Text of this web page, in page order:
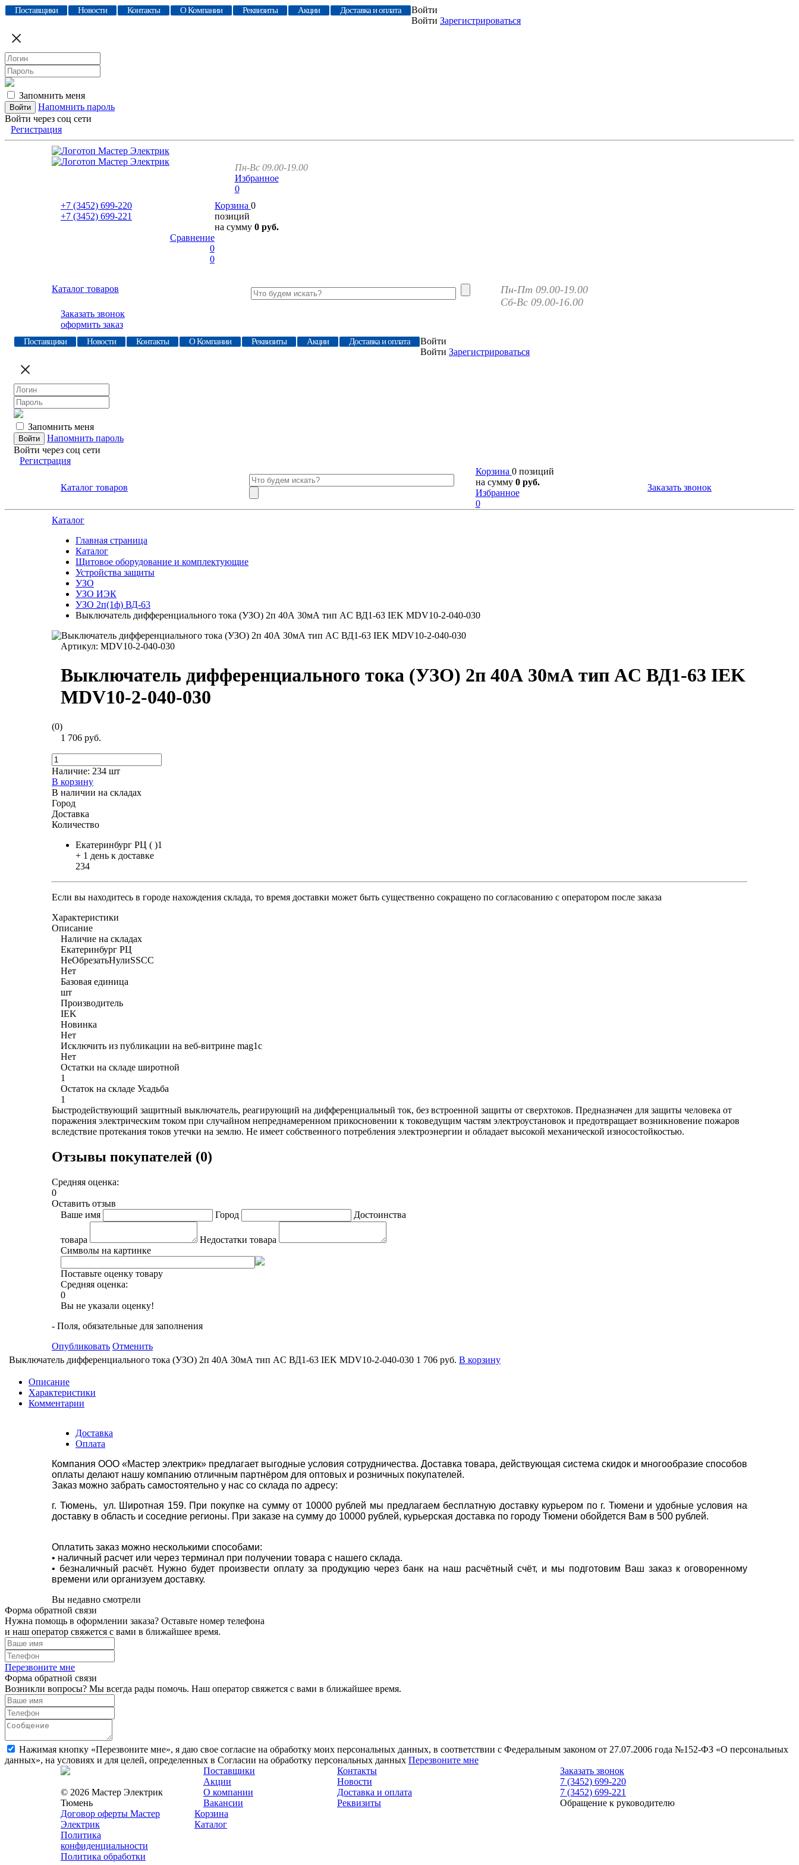
Поставщики Новости Контакты О Компании Реквизиты Акции Доставка и оплата
Войти
Войти Зарегистрироваться
Запомнить меня
Напомнить пароль
Войти через соц сети
Регистрация
Пн-Вс 09.00-19.00
Избранное
0
+7 (3452) 699-220
+7 (3452) 699-221
Корзина 0
позиций
на сумму 0 руб.
Сравнение
0
0
Каталог товаров
Пн-Пт 09.00-19.00
Сб-Вс 09.00-16.00
Заказать звонок
оформить заказ
Поставщики Новости Контакты О Компании Реквизиты Акции Доставка и оплата
Войти
Войти Зарегистрироваться
Запомнить меня
Напомнить пароль
Войти через соц сети
Регистрация
Каталог товаров
Корзина 0 позиций
на сумму 0 руб.
Избранное
0
Заказать звонок
Каталог
Главная страница
Каталог
Щитовое оборудование и комплектующие
Устройства защиты
УЗО
УЗО ИЭК
УЗО 2п(1ф) ВД-63
Выключатель дифференциального тока (УЗО) 2п 40А 30мА тип AC ВД1-63 IEK MDV10-2-040-030
Артикул: MDV10-2-040-030
Выключатель дифференциального тока (УЗО) 2п 40А 30мА тип AC ВД1-63 IEK
MDV10-2-040-030
(0)
1 706 руб.
Наличие: 234 шт
В корзину
В наличии на складах
Город
Доставка
Количество
Екатеринбург РЦ ( )1
+ 1 день к доставке
234
Если вы находитесь в городе нахождения склада, то время доставки может быть существенно сокращено по согласованию с оператором после заказа
Характеристики
Описание
Наличие на складах
Екатеринбург РЦ
НеОбрезатьНулиSSCC
Нет
Базовая единица
шт
Производитель
IEK
Новинка
Нет
Исключить из публикации на веб-витрине mag1c
Нет
Остатки на складе широтной
1
Остаток на складе Усадьба
1
Быстродействующий защитный выключатель, реагирующий на дифференциальный ток, без встроенной защиты от сверхтоков. Предназначен для защиты человека от
поражения электрическим током при случайном непреднамеренном прикосновении к токоведущим частям электроустановок и предотвращает возникновение пожаров
вследствие протекания токов утечки на землю. Не имеет собственного потребления электроэнергии и обладает высокой механической износостойкостью.
Отзывы покупателей (0)
Средняя оценка:
0
Оставить отзыв
Ваше имя
Город Достоинства
товара
Недостатки товара
Символы на картинке
Поставьте оценку товару
Средняя оценка:
0
Вы не указали оценку!
- Поля, обязательные для заполнения
Опубликовать Отменить
Выключатель дифференциального тока (УЗО) 2п 40А 30мА тип AC ВД1-63 IEK MDV10-2-040-030 1 706 руб. В корзину
Описание
Характеристики
Комментарии
Доставка
Оплата
Компания ООО «Мастер электрик» предлагает выгодные условия сотрудничества. Доставка товара, действующая система скидок и многообразие способов
оплаты делают нашу компанию отличным партнёром для оптовых и розничных покупателей.
Заказ можно забрать самостоятельно у нас со склада по адресу:
г. Тюмень, ул. Широтная 159. При покупке на сумму от 10000 рублей мы предлагаем бесплатную доставку курьером по г. Тюмени и удобные условия на
доставку в область и соседние регионы. При заказе на сумму до 10000 рублей, курьерская доставка по городу Тюмени обойдется Вам в 500 рублей.
Оплатить заказ можно несколькими способами:
• наличный расчет или через терминал при получении товара с нашего склада.
• безналичный расчёт. Нужно будет произвести оплату за продукцию через банк на наш расчётный счёт, и мы подготовим Ваш заказ к оговоренному
времени или организуем доставку.
Вы недавно смотрели
Форма обратной связи
Нужна помощь в оформлении заказа? Оставьте номер телефона
и наш оператор свяжется с вами в ближайшее время.
Перезвоните мне
Форма обратной связи
Возникли вопросы? Мы всегда рады помочь. Наш оператор свяжется с вами в ближайшее время.
Нажимая кнопку «Перезвоните мне», я даю свое согласие на обработку моих персональных данных, в соответствии с Федеральным законом от 27.07.2006 года №152-ФЗ «О персональных
данных», на условиях и для целей, определенных в Согласии на обработку персональных данных Перезвоните мне
© 2026 Мастер Электрик
Тюмень
Договор оферты Мастер
Электрик
Политика
конфиденциальности
Политика обработки
Поставщики
Контакты
Акции
Новости
О компании
Доставка и оплата
Вакансии
Реквизиты
Заказать звонок
7 (3452) 699-220
7 (3452) 699-221
Обращение к руководителю
Корзина
Каталог